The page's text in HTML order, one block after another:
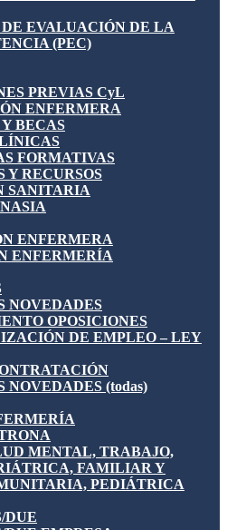
EVALUACIÓN DE LA
(PEC)
PREVIAS CyL
ENFERMERA
BECAS
FORMATIVAS
Y RECURSOS
SANITARIA
ENFERMERA
ENFERMERÍA
NOVEDADES
OPOSICIONES
DE EMPLEO – LEY
NOVEDADES (todas)
MENTAL, TRABAJO,
FAMILIAR Y
PEDIÁTRICA
DUE